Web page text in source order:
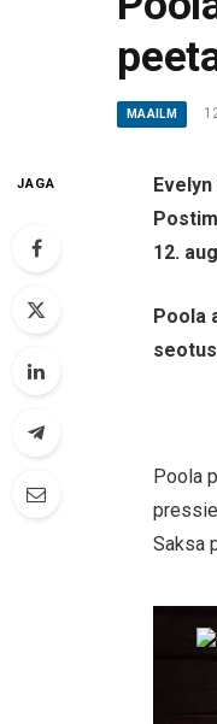
MAAILM
JAGA
12.
Poola
Poola
Saksa